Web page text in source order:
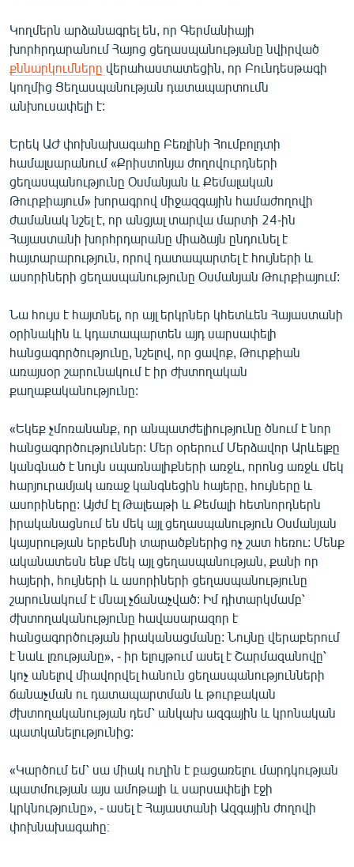
Կողմերն արձանագրել են, որ Գերմանիայի
խորհրդարանում Հայոց ցեղասպանությանը նվիրված
քննարկումները վերահաստատեցին, որ Բունդեսթագի
կողմից Ցեղասպանության դատապարտումն
անխուսափելի է:
Երեկ ԱԺ փոխնախագահը Բեռլինի Հումբոլդտի
համալսարանում «Քրիստոնյա ժողովուրդների
ցեղասպանությունը Օսմանյան և Քեմալական
Թուրքիայում» խորագրով միջազգային համաժողովի
ժամանակ նշել է, որ անցյալ տարվա մարտի 24-ին
Հայաստանի խորհրդարանը միաձայն ընդունել է
հայտարարություն, որով դատապարտել է հույների և
ասորիների ցեղասպանությունը Օսմանյան Թուրքիայում:
Նա հույս է հայտնել, որ այլ երկրներ կհետևեն Հայաստանի
օրինակին և կդատապարտեն այդ սարսափելի
հանցագործությունը, նշելով, որ ցավոք, Թուրքիան
առայսօր շարունակում է իր ժխտողական
քաղաքականությունը:
«Եկեք չմոռանանք, որ անպատժելիությունը ծնում է նոր
հանցագործություններ: Մեր օրերում Մերձավոր Արևելքը
կանգնած է նույն սպառնալիքների առջև, որոնց առջև մեկ
հարյուրամյակ առաջ կանգնեցին հայերը, հույները և
ասորիները: Այժմ էլ Թալեաթի և Քեմալի հետնորդներն
իրականացնում են մեկ այլ ցեղասպանություն Օսմանյան
կայսրության երբեմնի տարածքներից ոչ շատ հեռու: Մենք
ականատեսն ենք մեկ այլ ցեղասպանության, քանի որ
հայերի, հույների և ասորիների ցեղասպանությունը
շարունակում է մնալ չճանաչված: Իմ դիտարկմամբ՝
ժխտողականությունը հավասարազոր է
հանցագործության իրականացմանը: Նույնը վերաբերում
է նաև լռությանը», - իր ելույթում ասել է Շարմազանովը՝
կոչ անելով միավորվել հանուն ցեղասպանությունների
ճանաչման ու դատապարտման և թուրքական
ժխտողականության դեմ՝ անկախ ազգային և կրոնական
պատկանելությունից:
«Կարծում եմ՝ սա միակ ուղին է բացառելու մարդկության
պատմության այս ամոթալի և սարսափելի էջի
կրկնությունը», - ասել է Հայաստանի Ազգային ժողովի
փոխնախագահը։